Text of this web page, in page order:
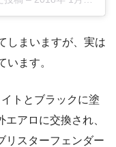
しまいますが、実は
います。
トとブラックに塗
アロに交換され、
リスターフェンダー